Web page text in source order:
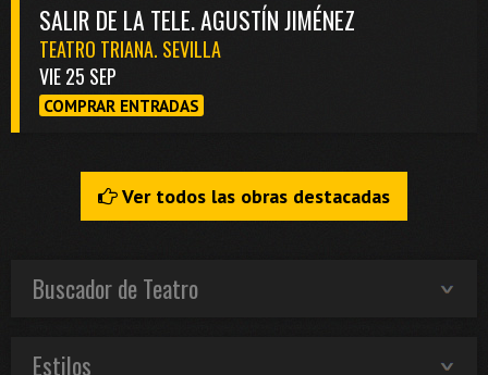
SALIR DE LA TELE. AGUSTÍN JIMÉNEZ
TEATRO TRIANA. SEVILLA
VIE 25 SEP
COMPRAR ENTRADAS
Ver todos las obras destacadas
Buscador de Teatro
Estilos